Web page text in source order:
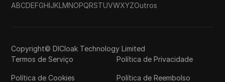
ABCDEFGHIJKLMNOPQRSTUVWXYZOutros
Copyright© DICloak Technology Limited
Termos de Serviço
Política de Privacidade
Política de Cookies Política de Reembolso